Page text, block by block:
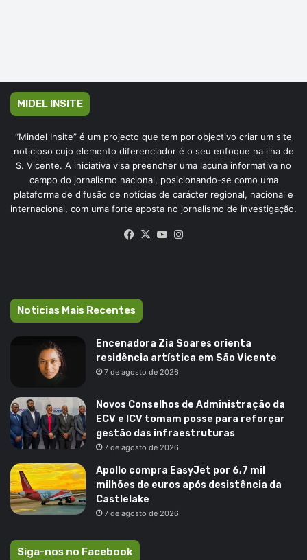
MIDEL INSITE
“Mindel Insite” é um projecto que tem por objectivo criar um site
noticioso cujo elemento diferenciador é o seu enfoque na ilha de
S. Vicente. A iniciativa visa preencher uma lacuna informativa no
campo do jornalismo nacional, posicionando-se como uma
plataforma de difusão de notícias de carácter regional, nacional e
internacional, com uma forte aposta no jornalismo de investigação.
Facebook
X YouTube
Noticias Mais Recentes
Encenadora Zia Soares orienta
residência artística em São Vicente
7 de agosto de 2026
Novos Conselhos de Administração da
ECV e ICV tomam posse para reforçar
gestão das infraestruturas
7 de agosto de 2026
Apollo compra EasyJet por 6,7 mil
milhões de euros após desistência da
Castlelake
7 de agosto de 2026
Siga-nos no Facebook